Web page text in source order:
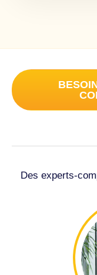
Des experts-